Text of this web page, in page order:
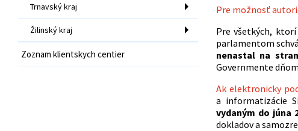
Trnavský kraj
Žilinský kraj
Zoznam klientskych centier
Pre možnosť
Pre všetkých,
parlamentom
nenastal na
Governmente
Ak elektronicky
a informatizácie
vydaným do júna
dokladov a